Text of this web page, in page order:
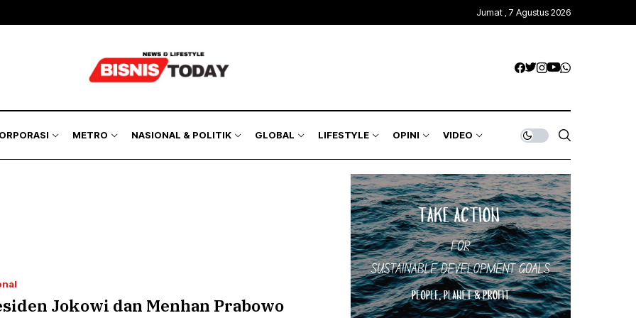
Jumat , 7 Agustus 2026
METRO NASIONAL & POLITIK GLOBAL LIFESTYLE OPINI VIDEO
Jokowi dan Menhan Prabowo